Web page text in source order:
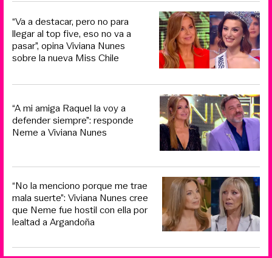
“Va a destacar, pero no para
llegar al top five, eso no va a
pasar”, opina Viviana Nunes
sobre la nueva Miss Chile
“A mi amiga Raquel la voy a
defender siempre”: responde
Neme a Viviana Nunes
“No la menciono porque me trae
mala suerte”: Viviana Nunes cree
que Neme fue hostil con ella por
lealtad a Argandoña